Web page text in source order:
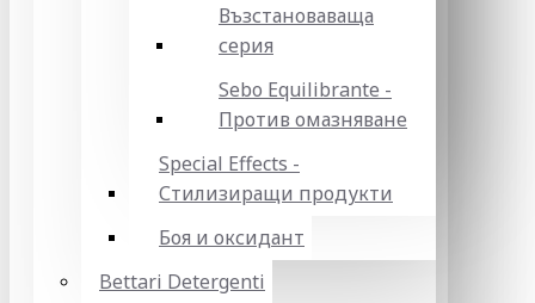
Възстановаваща
серия
Sebo Equilibrante -
Против омазняване
Special Effects -
Стилизиращи продукти
Боя и оксидант
Bettari Detergenti